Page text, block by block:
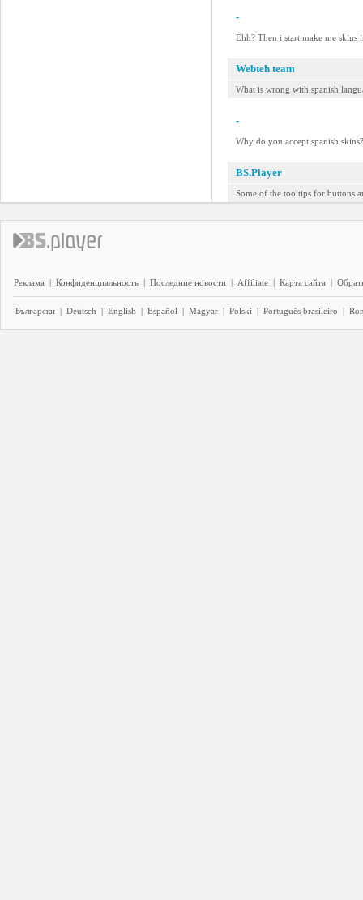
-
Ehh? Then i start make me
Webteh team
What is wrong with spanish
-
Why do you accept spanish
BS.Player
Some of the tooltips for buttons
Реклама | Конфиденциальность | Последние новости | Affiliate | Карта сайта |
Български | Deutsch | English | Español | Magyar | Polski | Português brasileiro |